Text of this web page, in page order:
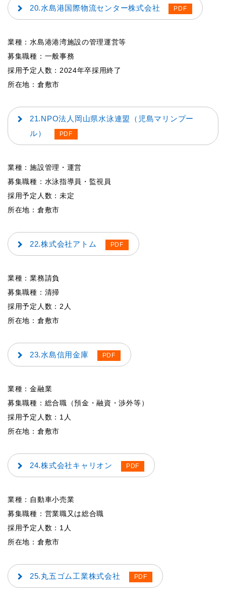
20.水島港国際物流センター株式会社
業種：水島港港湾施設の管理運営等
募集職種：一般事務
採用予定人数：2024年卒採用終了
所在地：倉敷市
21.NPO法人岡山県水泳連盟（児島マリンプー
ル）
業種：施設管理・運営
募集職種：水泳指導員・監視員
採用予定人数：未定
所在地：倉敷市
22.株式会社アトム
業種：業務請負
募集職種：清掃
採用予定人数：2人
所在地：倉敷市
23.水島信用金庫
業種：金融業
募集職種：総合職（預金・融資・渉外等）
採用予定人数：1人
所在地：倉敷市
24.株式会社キャリオン
業種：自動車小売業
募集職種：営業職又は総合職
採用予定人数：1人
所在地：倉敷市
25.丸五ゴム工業株式会社